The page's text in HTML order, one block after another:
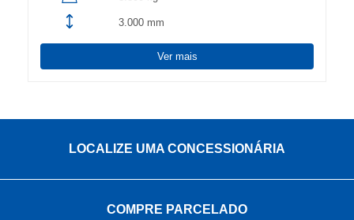
3.000 mm
Ver mais
LOCALIZE UMA CONCESSIONÁRIA
COMPRE PARCELADO